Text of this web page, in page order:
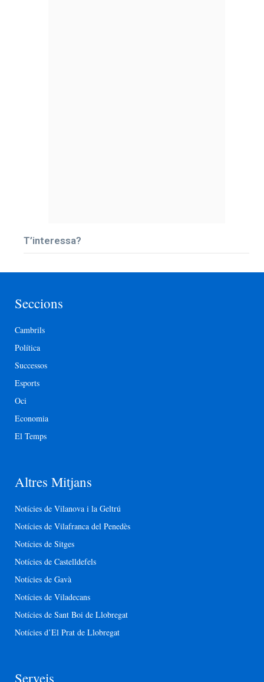
T’interessa?
Seccions
Cambrils
Política
Successos
Esports
Oci
Economia
El Temps
Altres Mitjans
Notícies de Vilanova i la Geltrú
Notícies de Vilafranca del Penedès
Notícies de Sitges
Notícies de Castelldefels
Notícies de Gavà
Notícies de Viladecans
Notícies de Sant Boi de Llobregat
Notícies d’El Prat de Llobregat
Serveis